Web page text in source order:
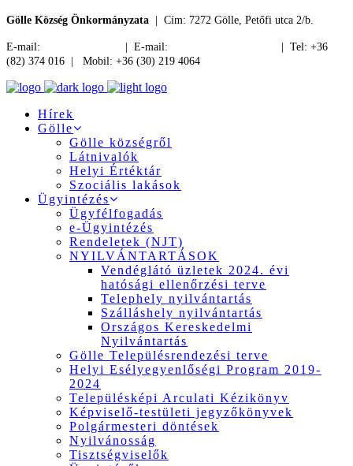
Gölle Község Önkormányzata | Cím: 7272 Gölle, Petőfi utca 2/b.
E-mail: | E-mail:
| Tel: +36
(82) 374 016 | Mobil: +36 (30) 219 4064
Hírek
Gölle
Gölle községről
Látnivalók
Helyi Értéktár
Szociális lakások
Ügyintézés
Ügyfélfogadás
e-Ügyintézés
Rendeletek (NJT)
NYILVÁNTARTÁSOK
Vendéglátó üzletek 2024. évi
hatósági ellenőrzési terve
Telephely nyilvántartás
Szálláshely nyilvántartás
Országos Kereskedelmi
Nyilvántartás
Gölle Településrendezési terve
Helyi Esélyegyenlőségi Program 2019-
2024
Településképi Arculati Kézikönyv
Képviselő-testületi jegyzőkönyvek
Polgármesteri döntések
Nyilvánosság
Tisztségviselők